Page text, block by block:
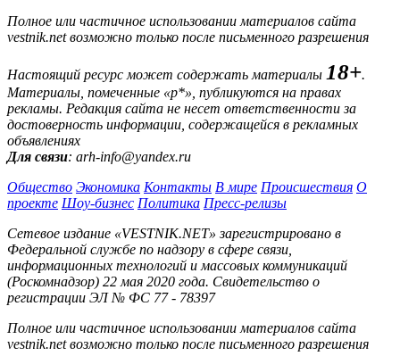
Полное или частичное использовании материалов сайта
vestnik.net возможно только после письменного разрешения
Настоящий ресурс может содержать материалы 18+.
Материалы, помеченные «р*», публикуются на правах
рекламы. Редакция сайта не несет ответственности за
достоверность информации, содержащейся в рекламных
объявлениях
Для связи: arh-info@yandex.ru
Общество Экономика Контакты В мире Происшествия О
проекте Шоу-бизнес Политика Пресс-релизы
Сетевое издание «VESTNIK.NET» зарегистрировано в
Федеральной службе по надзору в сфере связи,
информационных технологий и массовых коммуникаций
(Роскомнадзор) 22 мая 2020 года. Свидетельство о
регистрации ЭЛ № ФС 77 - 78397
Полное или частичное использовании материалов сайта
vestnik.net возможно только после письменного разрешения